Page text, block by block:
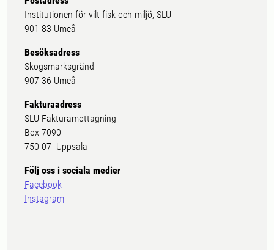
Institutionen för vilt fisk och miljö, SLU
901 83 Umeå
Besöksadress
Skogsmarksgränd
907 36 Umeå
Fakturaadress
SLU Fakturamottagning
Box 7090
750 07 Uppsala
Följ oss i sociala medier
Facebook
Instagram